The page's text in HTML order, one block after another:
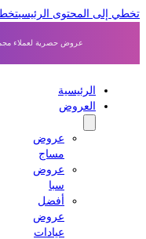
إلى المحتوى الرئيسي تخطي
عروض حصرية لعملاء مجموعة
الرئيسية
العروض
عروض
مساج
عروض
أفضل
عروض
عيادات